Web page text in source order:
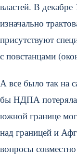
властей. В
изначально
присутствуют
с повстанцами
А все было так на
бы НДПА потеряла
южной границе
над границей и
вопросы